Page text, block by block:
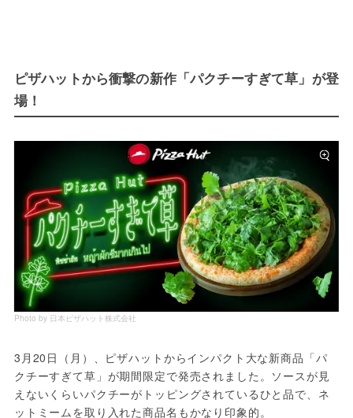
ピザハットから衝撃の新作「パクチーすぎて草」が登
場！
Photo by 日本ピザハット株式会社
3月20日（月）、ピザハットからインパクト大な新商品「パ
クチーすぎて草」が期間限定で発売されました。ソースが見
えないくらいパクチーがトッピングされているひと品で、ネ
ットミームを取り入れた商品名もかなり印象的。